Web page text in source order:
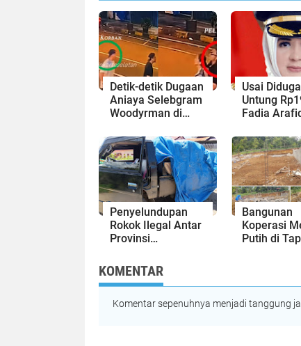
Detik-detik Dugaan
Aniaya Selebgram
Woodyrman ⁠di
Cekcok yang
Berujung
Hantaman Botol
Kaca
Usai
Untung
Fadia
Pekerja
RNB saat
Pekalongan
Penyelundupan
Rokok Ilegal Antar
Provinsi
Padangsidimpuan
Amankan Pick Up
dan Puluhan Dus
Rokok
Bangunan
Koperasi
Putih di
Menghilang
KOMENTAR
Komentar sepenuhnya menjadi tanggung